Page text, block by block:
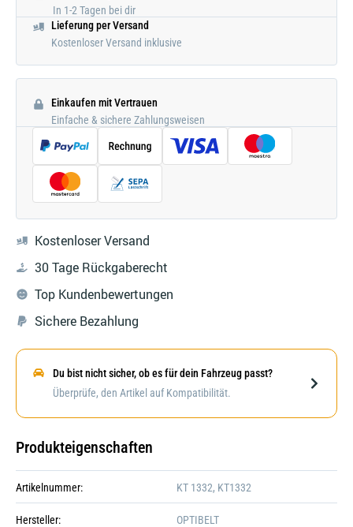
In 1-2 Tagen bei dir
Lieferung per Versand
Kostenloser Versand inklusive
Einkaufen mit Vertrauen
Einfache & sichere Zahlungsweisen
Kostenloser Versand
30 Tage Rückgaberecht
Top Kundenbewertungen
Sichere Bezahlung
Darstellung kann abweichen
Du bist nicht sicher, ob es für dein Fahrzeug passt?
Überprüfe, den Artikel auf Kompatibilität.
Produkteigenschaften
Artikelnummer: KT 1332, KT1332
Hersteller: OPTIBELT